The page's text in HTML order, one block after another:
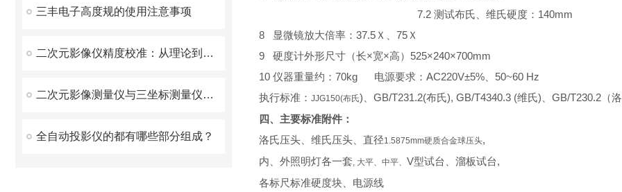
三丰电子高度规的使用注意事项
二次元影像仪精度校准：从理论到实践的全面解析
二次元影像测量仪与三坐标测量仪的基本区别？
全自动投影仪的都有哪些部分组成？
7.2 测试布氏、维氏硬度： 140mm
8
显微镜放大倍率： 37.5 Ｘ、 75 Ｘ
9 硬度计外形尺寸（长×宽×高） 525×240×700mm
10 仪器重量约： 70kg 电源要求： AC220V±5% 50~60 Hz
执行标准： JJG150(布氏) GB/T231.2(布氏), GB/T4340.3 (维氏) GB/T230.2 （
四、主要标准附件：
洛氏压头、维氏压头、直径1.5875mm硬质合金球压头,
内、外照明灯各一套, 大平、中平、 V型试台、溜板试台,
各标尺标准硬度块、电源线